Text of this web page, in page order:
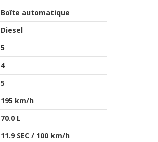
Boîte automatique
Diesel
5
4
5
195 km/h
70.0 L
11.9 SEC / 100 km/h